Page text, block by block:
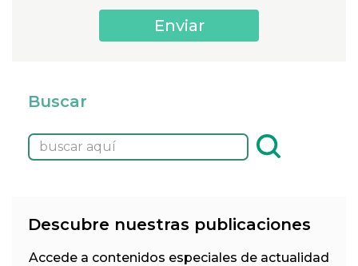
Buscar
Descubre nuestras publicaciones
Accede a contenidos especiales de actualidad